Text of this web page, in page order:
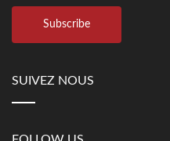
SUIVEZ NOUS